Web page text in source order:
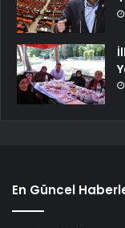
En Güncel